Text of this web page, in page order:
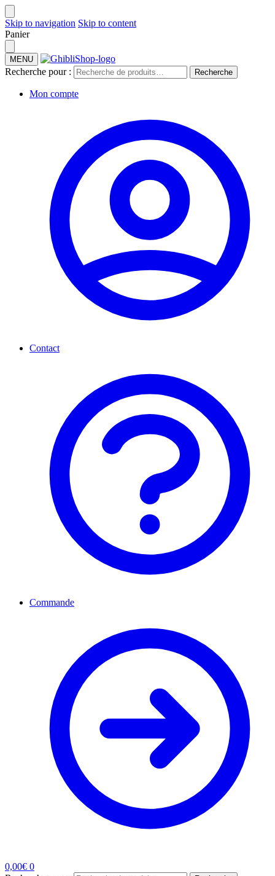
Skip to navigation Skip to content
Panier
MENU
Recherche pour : Recherche
Mon compte
Contact
Commande
0,00€ 0